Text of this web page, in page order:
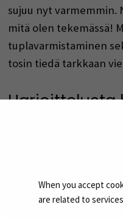
When you accept
are related to
sujuu nyt
mitä olen tekemässä!
tuplavarmistaminen
tosin tiedä tarkkaan
Harjoittelusta
koulutusta.
aikana itse tekemällä
taidoista on ollut
organisaation